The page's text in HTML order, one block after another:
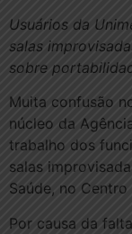
Usuários da
salas
sobre
Muita confusão
núcleo da
trabalho dos
salas
Saúde, no Centro
Por causa da